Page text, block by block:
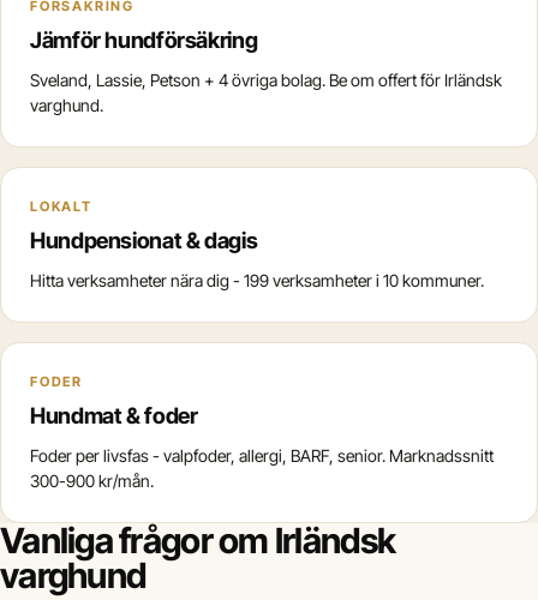
FÖRSÄKRING
Jämför hundförsäkring
Sveland, Lassie, Petson + 4 övriga bolag. Be om offert för Irländsk
varghund.
LOKALT
Hundpensionat & dagis
Hitta verksamheter nära dig - 199 verksamheter i 10 kommuner.
FODER
Hundmat & foder
Foder per livsfas - valpfoder, allergi, BARF, senior. Marknadssnitt
300-900 kr/mån.
Vanliga frågor om Irländsk
varghund